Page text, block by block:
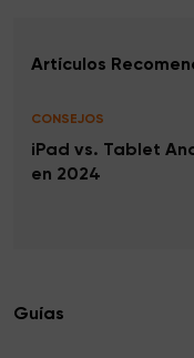
Artículos
CONSEJOS
iPad vs. Tablet
en 2024
Guías